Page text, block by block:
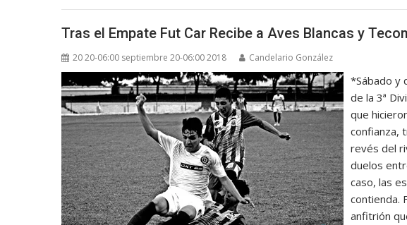
Tras el Empate Fut Car Recibe a Aves Blancas y
20 20-06:00 septiembre 20-06:00 2018 Candelario González
*Sábado y
de la 3ª
que
confianza,
revés del
duelos
caso, las
contienda.
anfitrión